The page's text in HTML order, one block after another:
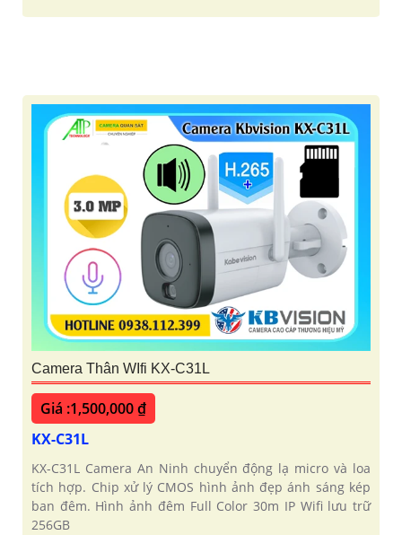
Camera Thân WIfi KX-C31L
Giá :1,500,000 ₫
KX-C31L
KX-C31L Camera An Ninh chuyển động lạ micro và loa
tích hợp. Chip xử lý CMOS hình ảnh đẹp ánh sáng kép
ban đêm. Hình ảnh đêm Full Color 30m IP Wifi lưu trữ
256GB